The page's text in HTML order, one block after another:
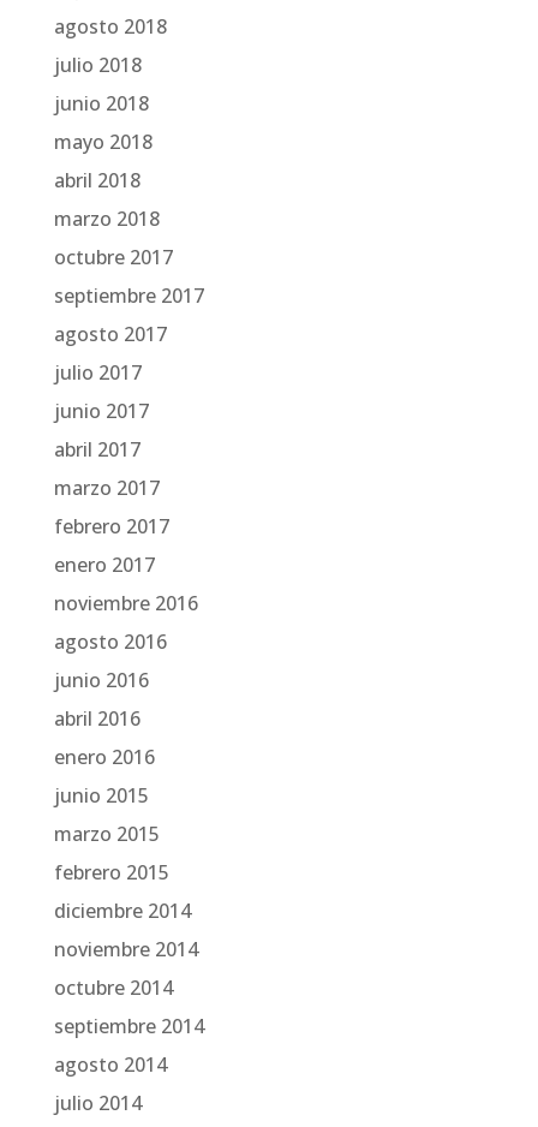
agosto 2018
julio 2018
junio 2018
mayo 2018
abril 2018
marzo 2018
octubre 2017
septiembre 2017
agosto 2017
julio 2017
junio 2017
abril 2017
marzo 2017
febrero 2017
enero 2017
noviembre 2016
agosto 2016
junio 2016
abril 2016
enero 2016
junio 2015
marzo 2015
febrero 2015
diciembre 2014
noviembre 2014
octubre 2014
septiembre 2014
agosto 2014
julio 2014